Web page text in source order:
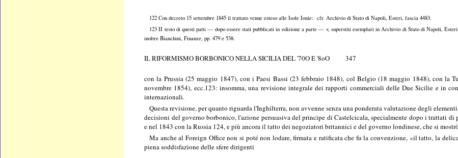
122 Con decreto 15 settembre 1845 il trattato venne esteso alle Isole Ionie: cfr. Archivio di Stato di Napoli, Esteri, fascia 4483.
123 II testo di questi patti — dopo essere stati pubblicati in edizione a parte — v, superstiti esemplari in Archivio di Stato di Napoli,
inoltre Bianchini, Finanze, pp. 479 e 538.
IL RIFORMISMO BORBONICO NELLA SICILIA DEL '70O E '8oO 347
con la Prussia (25 maggio 1847), con i Paesi Bassi (23 febbraio 1848), col Belgio (18 maggio 1848), con la
novembre 1854), ecc.123: insomma, una revisione integrale dei rapporti commerciali delle Due Sicilie e in
internazionali.
Questa revisione, per quanto riguarda l'Inghilterra, non avvenne senza una ponderata valutazione degli
decisioni del governo borbonico, l'azione persuasiva del principe di Castelcicala, specialmente dopo i trattati
e nel 1843 con la Russia 124, e più ancora il tatto dei negoziatori britannici e del governo londinese, che si
Ma anche al Foreign Office non si poté non lodare, firmata e ratificata che fu la convenzione, «il tatto, la
piena soddisfazione delle sfere dirigenti